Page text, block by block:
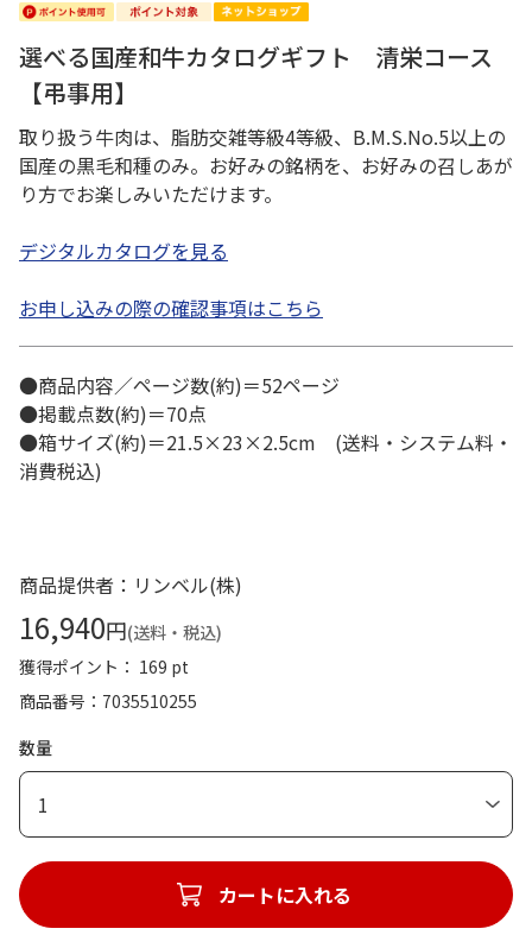
選べる国産和牛カタログギフト 清栄コース
【弔事用】
取り扱う牛肉は、脂肪交雑等級4等級、B.M.S.No.5以上の
国産の黒毛和種のみ。お好みの銘柄を、お好みの召しあが
り方でお楽しみいただけます。
デジタルカタログを見る
お申し込みの際の確認事項はこちら
●商品内容／ページ数(約)＝52ページ
●掲載点数(約)＝70点
●箱サイズ(約)＝21.5×23×2.5cm (送料・システム料・
消費税込)
商品提供者：リンベル(株)
16,940円(送料・税込)
獲得ポイント： 169 pt
商品番号
7035510255
数量
1
カートに入れる